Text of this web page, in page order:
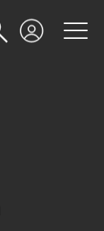
Login
Suche